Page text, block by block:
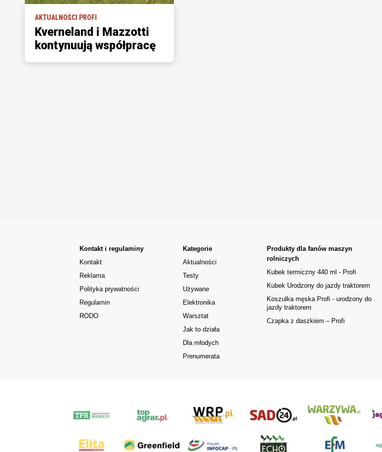
AKTUALNOŚCI PROFI
Kverneland i Mazzotti
kontynuują współpracę
Kontakt i regulaminy
Kontakt
Reklama
Polityka prywatności
Regulamin
RODO
Kategorie
Aktualności
Testy
Używane
Elektronika
Warsztat
Jak to działa
Dla młodych
Prenumerata
Produkty dla fanów maszyn
rolniczych
Kubek termiczny 440 ml - Profi
Kubek Urodzony do jazdy traktorem
Koszulka męska Profi - urodzony do
jazdy traktorem
Czapka z daszkiem – Profi